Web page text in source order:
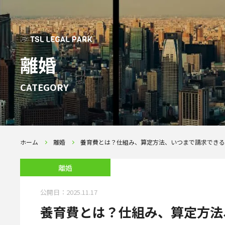
離婚
CATEGORY
ホーム 離婚 養育費とは？仕組み、算定方法、いつまで請求でき
離婚
公開日： 2025.11.17
養育費とは？仕組み、算定方